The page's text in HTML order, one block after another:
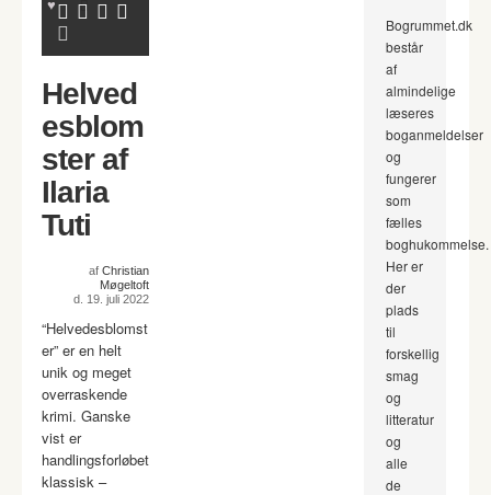
Helved
esblom
ster af
Ilaria
Tuti
af Christian
Møgeltoft
d. 19. juli 2022
“Helvedesblomst
er” er en helt
unik og meget
overraskende
krimi. Ganske
vist er
handlingsforløbet
klassisk –
Bogrummet.dk
består
af
almindelige
læseres
boganmeldelser
og
fungerer
som
fælles
boghukommelse.
Her er
der
plads
til
forskellig
smag
og
litteratur
og
alle
de